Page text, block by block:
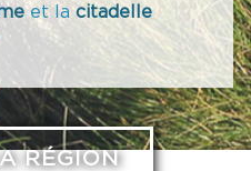
et la citadelle
RÉGION